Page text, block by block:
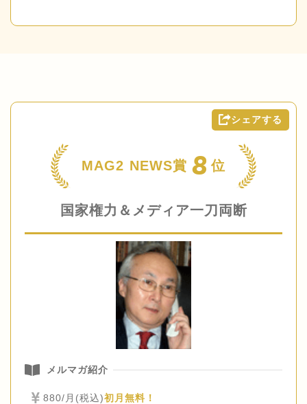
シェアする
MAG2 NEWS賞 8 位
国家権力＆メディア一刀両断
メルマガ紹介
880/月(税込)初月無料！